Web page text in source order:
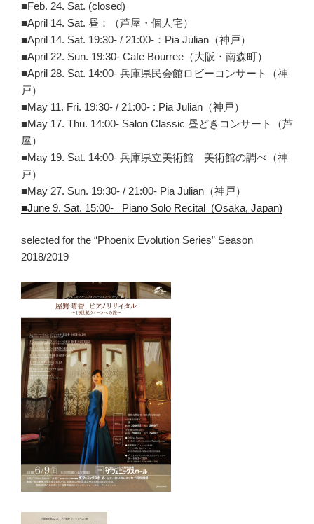
■Feb. 24. Sat. (closed)
■April 14. Sat. 昼：（芦屋・個人宅）
■April 14. Sat. 19:30- / 21:00-：Pia Julian（神戸）
■April 22. Sun. 19:30- Cafe Bourree（大阪・南森町）
■April 28. Sat. 14:00- 兵庫県民会館ロビーコンサート（神
戸）
■May 11. Fri. 19:30- / 21:00- : Pia Julian（神戸）
■May 17. Thu. 14:00- Salon Classic 昼どきコンサート（芦
屋）
■May 19. Sat. 14:00- 兵庫県立美術館 美術館の調べ（神
戸）
■May 27. Sun. 19:30- / 21:00- Pia Julian（神戸）
■June 9. Sat. 15:00- Piano Solo Recital (Osaka, Japan)
selected for the “Phoenix Evolution Series” Season
2018/2019